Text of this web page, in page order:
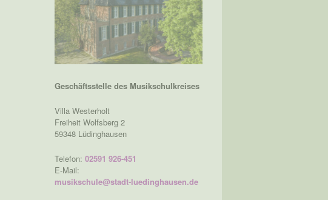
Geschäftsstelle des Musikschulkreises
Villa Westerholt
Freiheit Wolfsberg 2
59348 Lüdinghausen
Telefon: 02591 926-451
E-Mail:
musikschule@stadt-luedinghausen.de